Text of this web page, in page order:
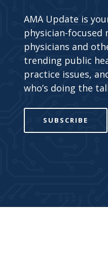
AMA Update is
physician-focused
physicians and
trending public
practice issues,
who’s doing the
SUBSCRIBE